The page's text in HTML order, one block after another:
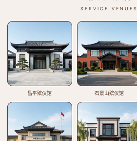
SERVICE VENUES
昌平殡仪馆 石景山殡仪馆